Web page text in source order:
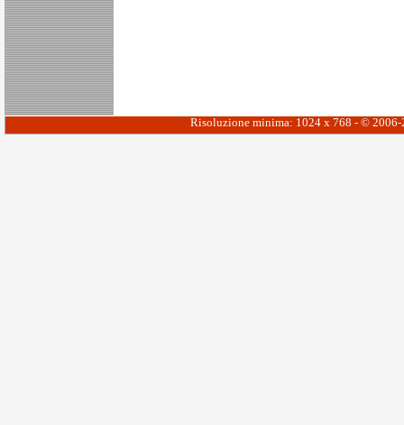
Risoluzione minima: 1024 x 768 - ©